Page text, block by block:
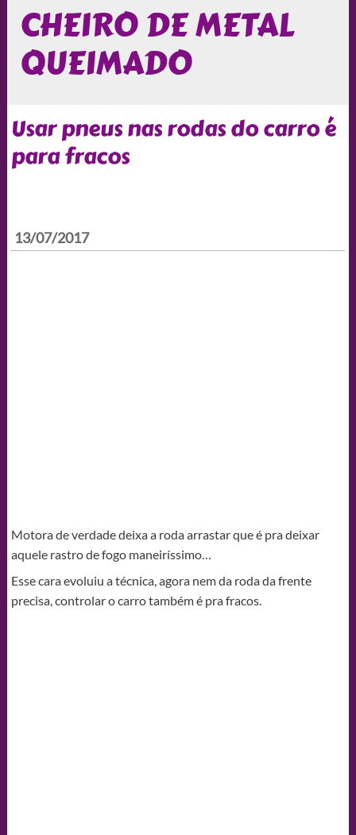
CHEIRO DE METAL
QUEIMADO
Usar pneus nas rodas do carro é
para fracos
13/07/2017
Motora de verdade deixa a roda arrastar que é pra deixar
aquele rastro de fogo maneiríssimo…
Esse cara evoluiu a técnica, agora nem da roda da frente
precisa, controlar o carro também é pra fracos.